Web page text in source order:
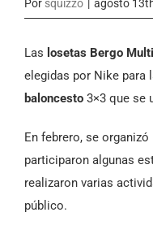
Por squizzo | agosto
Las losetas Bergo
elegidas por Nike para
baloncesto 3×3 que se
En febrero, se
participaron algunas
realizaron varias
público.